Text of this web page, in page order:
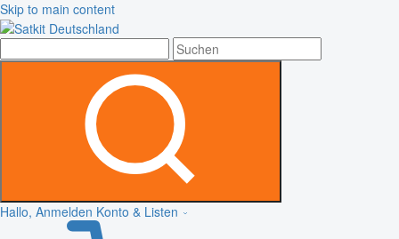
Skip to main content
Hallo, Anmelden Konto & Listen